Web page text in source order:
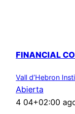
FINANCIAL
Vall d’Hebron
Abierta
4 04+02:00